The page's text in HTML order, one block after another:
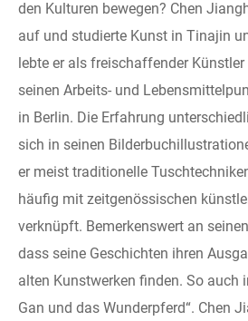
den Kulturen bewegen? Chen
auf und studierte Kunst in Tinajin
lebte er als freischaffender
seinen Arbeits- und
in Berlin. Die Erfahrung
sich in seinen
er meist traditionelle
häufig mit zeitgenössischen
verknüpft. Bemerkenswert an
dass seine Geschichten ihren
alten Kunstwerken finden. So auch
Gan und das Wunderpferd“. Chen